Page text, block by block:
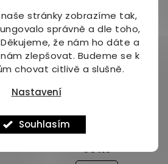
stránky zobrazíme tak,
správně a dle toho,
Děkujeme, že nám ho dáte a
zlepšovat. Budeme se k
chovat citlivě a slušně.
Nastavení
Souhlasím
hvězdiček.
–23 %
Novalim Promix-t
univerzální tmavá 1000
g DMT: 01.07.2026
Průměrné
produktu99 Kč